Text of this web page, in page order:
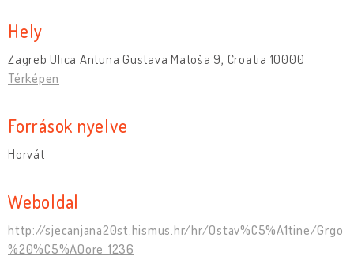
Hely
Zagreb Ulica Antuna Gustava Matoša 9, Croatia 10000
Térképen
Források nyelve
Horvát
Weboldal
http://sjecanjana20st.hismus.hr/hr/Ostav%C5%A1tine/Grgo
%20%C5%A0ore_1236